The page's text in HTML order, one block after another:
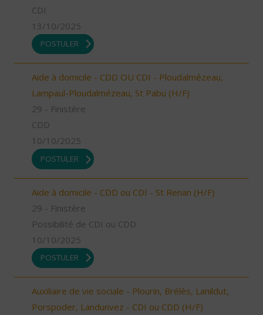
CDI
13/10/2025
POSTULER
Aide à domicile - CDD OU CDI - Ploudalmézeau,
Lampaul-Ploudalmézeau, St Pabu (H/F)
29 - Finistère
CDD
10/10/2025
POSTULER
Aide à domicile - CDD ou CDI - St Renan (H/F)
29 - Finistère
Possibilité de CDI ou CDD
10/10/2025
POSTULER
Auxiliaire de vie sociale - Plourin, Brélès, Lanildut,
Porspoder, Landunvez - CDI ou CDD (H/F)